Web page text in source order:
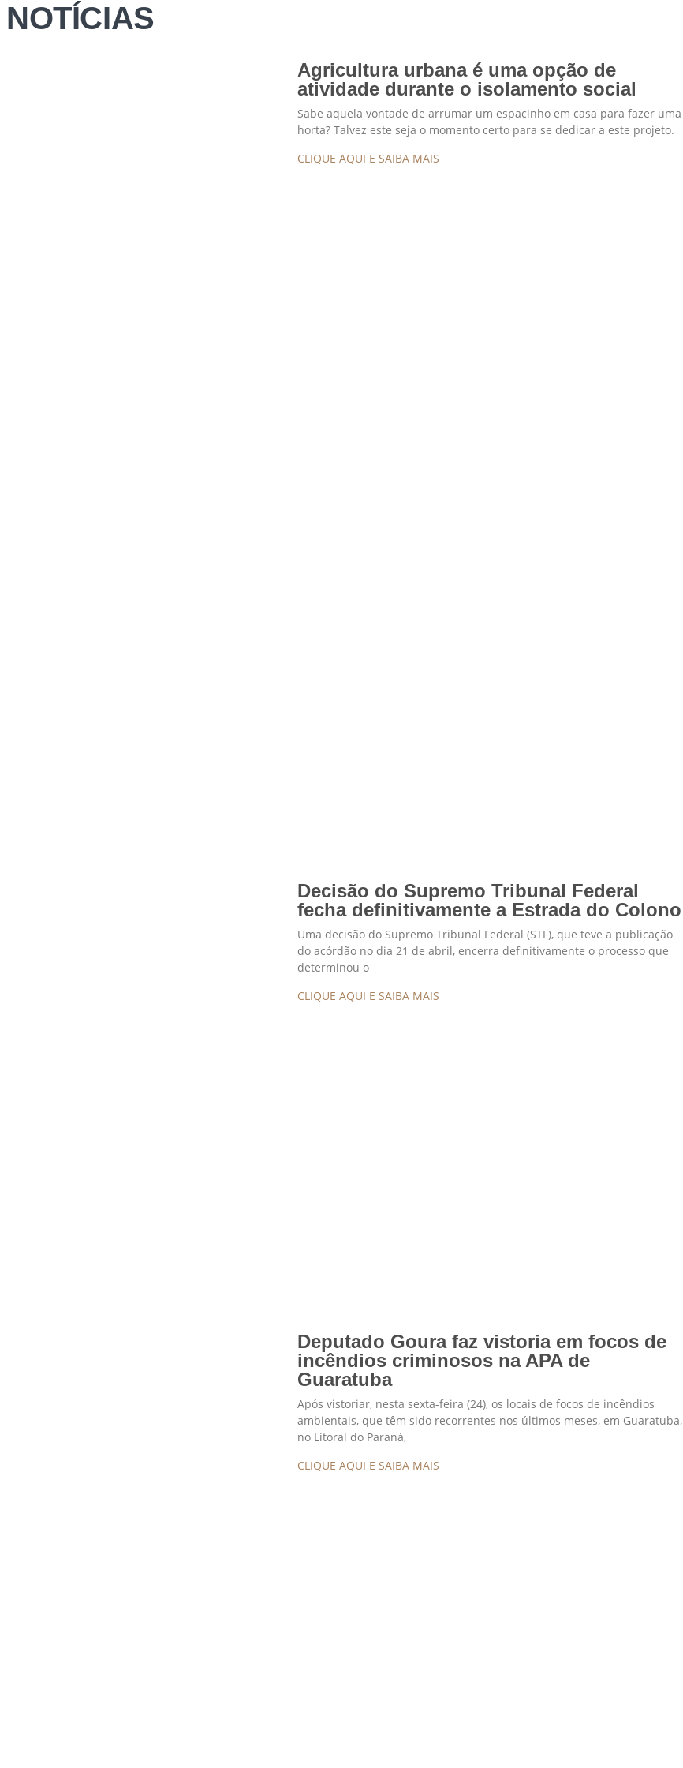
NOTÍCIAS
Agricultura urbana é uma opção de
atividade durante o isolamento social
Sabe aquela vontade de arrumar um espacinho em casa para fazer uma
horta? Talvez este seja o momento certo para se dedicar a este projeto.
CLIQUE AQUI E SAIBA MAIS
Decisão do Supremo Tribunal Federal
fecha definitivamente a Estrada do Colono
Uma decisão do Supremo Tribunal Federal (STF), que teve a publicação
do acórdão no dia 21 de abril, encerra definitivamente o processo que
determinou o
CLIQUE AQUI E SAIBA MAIS
Deputado Goura faz vistoria em focos de
incêndios criminosos na APA de
Guaratuba
Após vistoriar, nesta sexta-feira (24), os locais de focos de incêndios
ambientais, que têm sido recorrentes nos últimos meses, em Guaratuba,
no Litoral do Paraná,
CLIQUE AQUI E SAIBA MAIS